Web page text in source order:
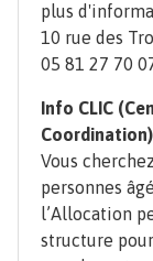
plus
10 rue des
05 81 27 70
Info CLIC
Coordination)
Vous
personnes
l’Allocation
structure